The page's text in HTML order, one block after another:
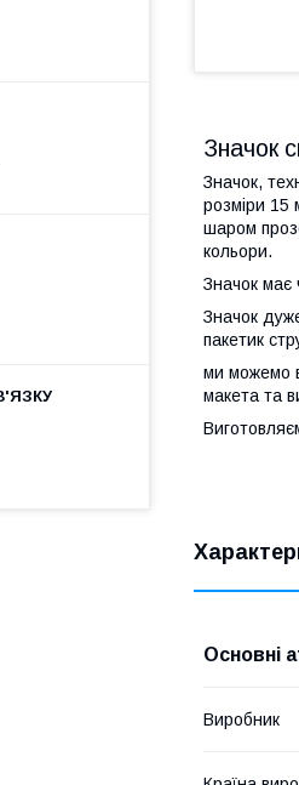
Значок
Значок,
розміри 15
шаром
кольори.
Значок має
Значок
пакетик
ми можемо
макета та
Основні
Виробник